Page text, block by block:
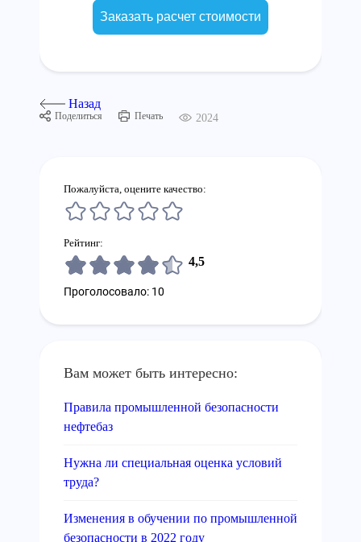
Заказать расчет стоимости
Назад
Поделиться Печать 2024
Пожалуйста, оцените качество:
Рейтинг:
4,5
Проголосовало: 10
Вам может быть интересно:
Правила промышленной безопасности
нефтебаз
Нужна ли специальная оценка условий
труда?
Изменения в обучении по промышленной
безопасности в 2022 году